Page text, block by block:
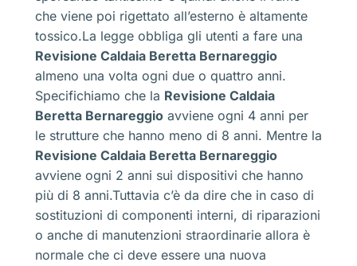
che viene poi rigettato all’esterno è altamente
tossico.La legge obbliga gli utenti a fare una
Revisione Caldaia Beretta Bernareggio
almeno una volta ogni due o quattro anni.
Specifichiamo che la Revisione Caldaia
Beretta Bernareggio avviene ogni 4 anni per
le strutture che hanno meno di 8 anni. Mentre la
Revisione Caldaia Beretta Bernareggio
avviene ogni 2 anni sui dispositivi che hanno
più di 8 anni.Tuttavia c’è da dire che in caso di
sostituzioni di componenti interni, di riparazioni
o anche di manutenzioni straordinarie allora è
normale che ci deve essere una nuova